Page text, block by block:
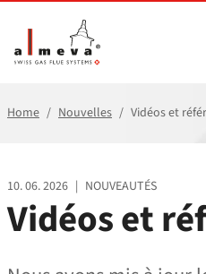
Home Nouvelles Vidéos et
10. 06. 2026 | NOUVEAUTÉS
Vidéos et